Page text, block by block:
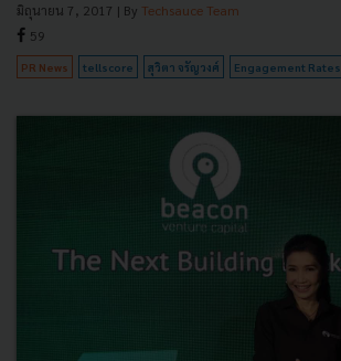
มิถุนายน 7, 2017 | By Techsauce Team
59
PR News tellscore สุวิตา จรัญวงศ์ Engagement Rates